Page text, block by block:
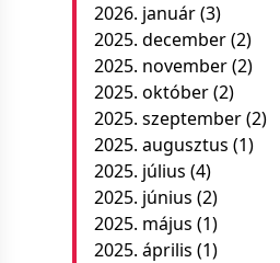
2026. január(3)
2025. december(2)
2025. november(2)
2025. október(2)
2025. szeptember(2)
2025. augusztus (1)
2025. július (4)
2025. június (2)
2025. május (1)
2025. április (1)